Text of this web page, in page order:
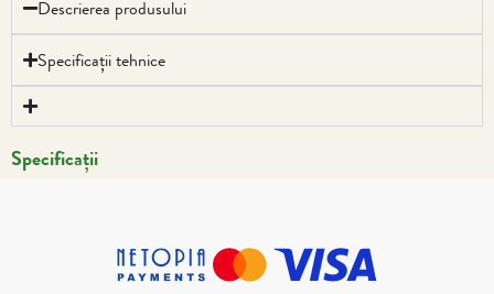
Descrierea produsului
Specificații tehnice
Specificații